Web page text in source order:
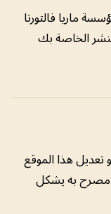
ماريا فالتورتا
الخاصة بك
تعديل هذا الموقع
مصرح به يشكل